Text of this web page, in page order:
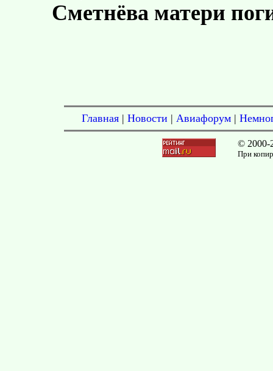
Сметнёва матери
Главная | Новости | Авиафорум |
© 2000-
При